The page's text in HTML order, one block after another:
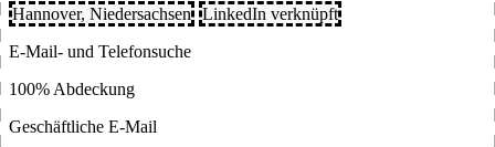
Hannover, Niedersachsen
LinkedIn verknüpft
E-Mail- und Telefonsuche
100% Abdeckung
Geschäftliche E-Mail